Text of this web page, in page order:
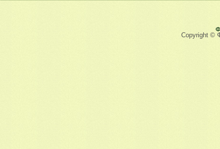
Copyright ©